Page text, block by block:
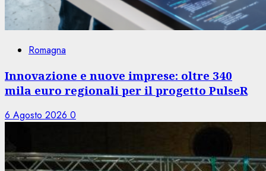
Romagna
Innovazione e nuove imprese: oltre 340
mila euro regionali per il progetto PulseR
6 Agosto 2026 0